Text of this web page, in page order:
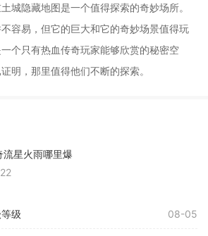
城隐藏地图是一个值得探索的奇妙场所。
容易，但它的巨大和它的奇妙场景值得玩
个只有热血传奇玩家能够欣赏的秘密空
明，那里值得他们不断的探索。
流星火雨哪里爆
级 08-05